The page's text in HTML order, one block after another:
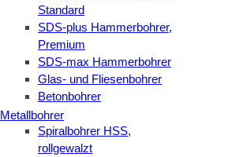
Standard
SDS-plus Hammerbohrer,
Premium
SDS-max Hammerbohrer
Glas- und Fliesenbohrer
Betonbohrer
Metallbohrer
Spiralbohrer HSS,
rollgewalzt